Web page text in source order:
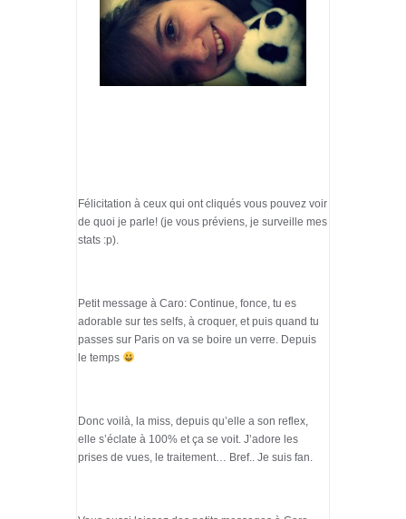
Félicitation à ceux qui ont cliqués vous pouvez voir
de quoi je parle! (je vous préviens, je surveille mes
stats :p).
Petit message à Caro: Continue, fonce, tu es
adorable sur tes selfs, à croquer, et puis quand tu
passes sur Paris on va se boire un verre. Depuis
le temps
Donc voilà, la miss, depuis qu’elle a son reflex,
elle s’éclate à 100% et ça se voit. J’adore les
prises de vues, le traitement… Bref.. Je suis fan.